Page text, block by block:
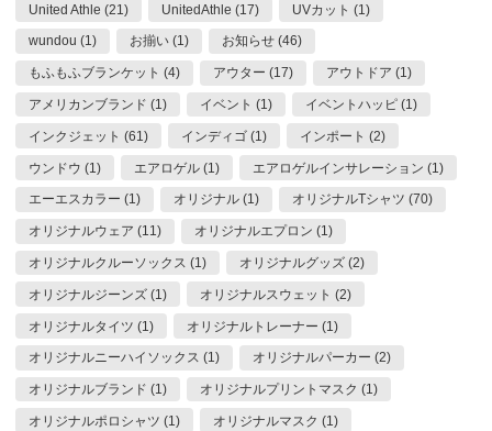
United Athle (21) UnitedAthle (17) UVカット (1)
wundou (1) お揃い (1) お知らせ (46)
もふもふブランケット (4) アウター (17) アウトドア (1)
アメリカンブランド (1) イベント (1) イベントハッピ (1)
インクジェット (61) インディゴ (1) インポート (2)
ウンドウ (1) エアロゲル (1) エアロゲルインサレーション (1)
エーエスカラー (1) オリジナル (1) オリジナルTシャツ (70)
オリジナルウェア (11) オリジナルエプロン (1)
オリジナルクルーソックス (1) オリジナルグッズ (2)
オリジナルジーンズ (1) オリジナルスウェット (2)
オリジナルタイツ (1) オリジナルトレーナー (1)
オリジナルニーハイソックス (1) オリジナルパーカー (2)
オリジナルブランド (1) オリジナルプリントマスク (1)
オリジナルポロシャツ (1) オリジナルマスク (1)